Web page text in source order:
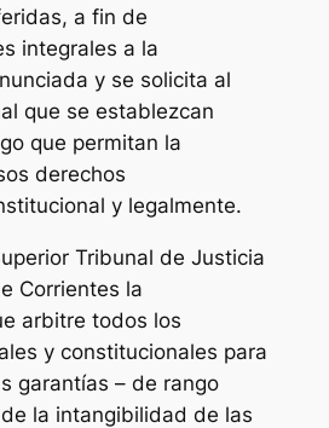
a fin de
integrales a la
y se solicita al
que se establezcan
que permitan la
derechos
y legalmente.
Tribunal de Justicia
Corrientes la
arbitre todos los
y constitucionales para
garantías – de rango
la intangibilidad de las